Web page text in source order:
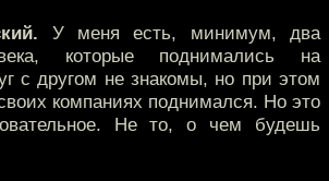
У меня есть, минимум, два
которые поднимались на
с другом не знакомы, но при этом
компаниях поднимался. Но это
Не то, о чем будешь